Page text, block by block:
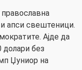
православна
апси свештеници.
Ајде да
без
Џуниор на